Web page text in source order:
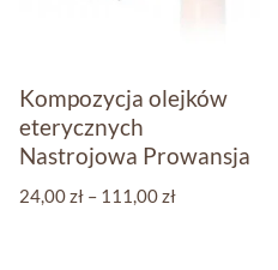
Kompozycja olejków
eterycznych
Nastrojowa Prowansja
24,00zł – 111,00zł